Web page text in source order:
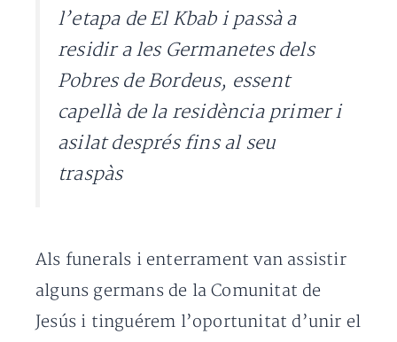
l’etapa de El Kbab i passà a
residir a les Germanetes dels
Pobres de Bordeus, essent
capellà de la residència primer i
asilat després fins al seu
traspàs
Als funerals i enterrament van assistir
alguns germans de la Comunitat de
Jesús i tinguérem l’oportunitat d’unir el